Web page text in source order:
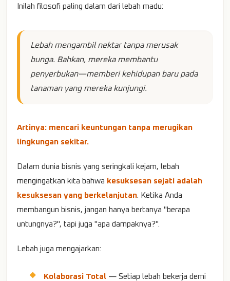
Inilah filosofi paling dalam dari lebah madu:
Lebah mengambil nektar tanpa merusak
bunga. Bahkan, mereka membantu
penyerbukan—memberi kehidupan baru pada
tanaman yang mereka kunjungi.
Artinya: mencari keuntungan tanpa merugikan
lingkungan sekitar.
Dalam dunia bisnis yang seringkali kejam, lebah
mengingatkan kita bahwa kesuksesan sejati adalah
kesuksesan yang berkelanjutan . Ketika Anda
membangun bisnis, jangan hanya bertanya "berapa
untungnya?", tapi juga "apa dampaknya?".
Lebah juga mengajarkan:
Kolaborasi Total — Setiap lebah bekerja demi